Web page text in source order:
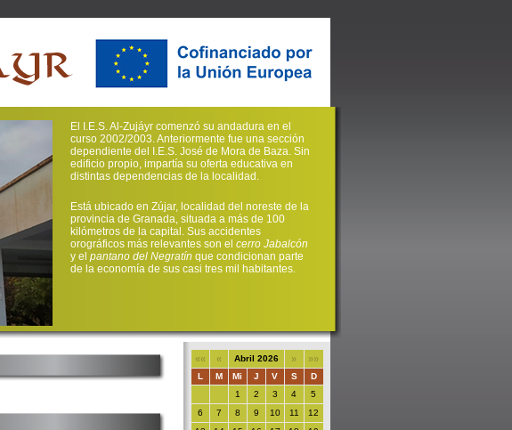
El I.E.S. Al-Zujáyr comenzó su andadura en el
curso 2002/2003. Anteriormente fue una sección
dependiente del I.E.S. José de Mora de Baza. Sin
edificio propio, impartía su oferta educativa en
distintas dependencias de la localidad.
Está ubicado en Zújar, localidad del noreste de la
provincia de Granada, situada a más de 100
kilómetros de la capital. Sus accidentes
orográficos más relevantes son el cerro Jabalcón
y el pantano del Negratín que condicionan parte
de la economía de sus casi tres mil habitantes.
«« « Abril 2026 » »»
L M Mi J V S
D
1
2 3 4
5
6
7 8 9 10 11
12